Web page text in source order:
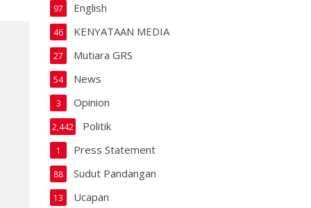
English
97
KENYATAAN MEDIA
46
Mutiara GRS
27
News
54
Opinion
3
Politik
2,442
Press Statement
1
Sudut Pandangan
88
Ucapan
13